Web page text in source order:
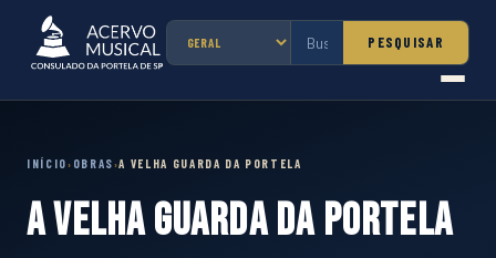
PESQUISAR
INÍCIO› OBRAS›A VELHA GUARDA DA PORTELA
A VELHA GUARDA DA PORTELA